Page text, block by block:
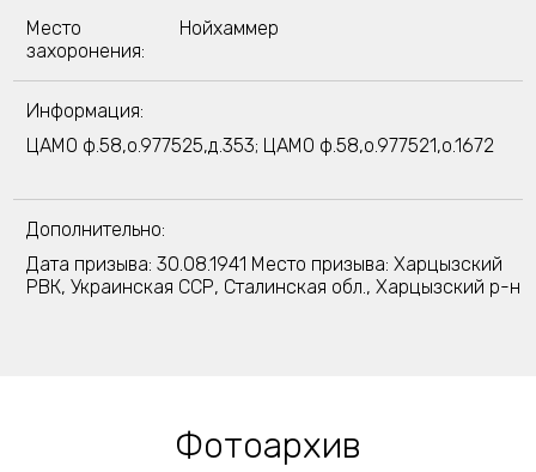
Место
захоронения:
Нойхаммер
Информация:
ЦАМО ф.58,о.977525,д.353; ЦАМО ф.58,о.977521,о.1672
Дополнительно:
Дата призыва: 30.08.1941 Место призыва: Харцызский
РВК, Украинская ССР, Сталинская обл., Харцызский р-н
Фотоархив